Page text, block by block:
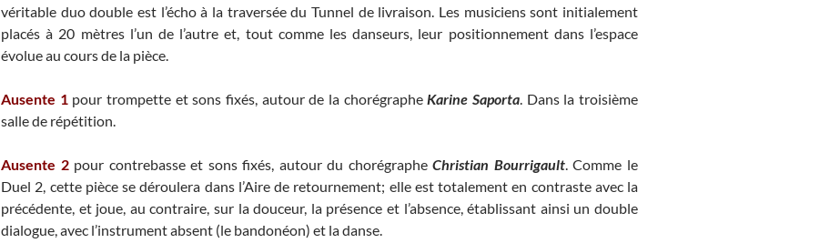
véritable duo double est l’écho à la traversée du Tunnel de livraison. Les musiciens sont initialement
placés à 20 mètres l’un de l’autre et, tout comme les danseurs, leur positionnement dans l’espace
évolue au cours de la pièce.
Ausente 1pour trompette et sons fixés, autour de la chorégrapheKarine Saporta. Dans la troisième
salle de répétition.
Ausente 2pour contrebasse et sons fixés, autour du chorégrapheChristian Bourrigault. Comme le
Duel 2, cette pièce se déroulera dans l’Aire de retournement; elle est totalement en contraste avec la
précédente, et joue, au contraire, sur la douceur, la présence et l’absence, établissant ainsi un double
dialogue, avec l’instrument absent (le bandonéon) et la danse.